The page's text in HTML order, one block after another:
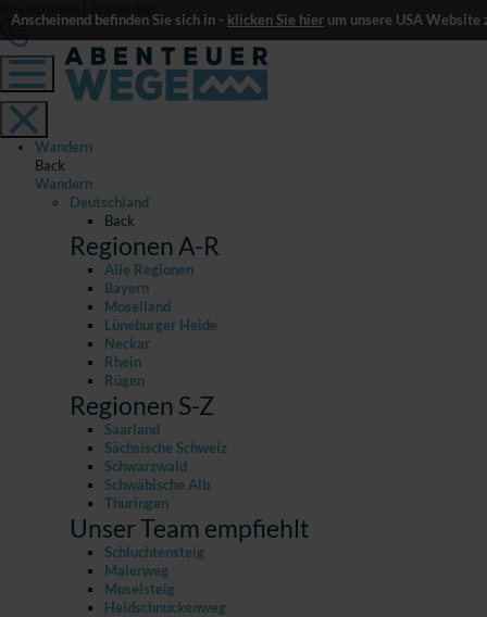
Anscheinend befinden Sie sich in - klicken Sie hier um unsere USA Website
Wandern
Back
Wandern
Deutschland
Back
Regionen A-R
Alle Regionen
Bayern
Moselland
Lüneburger Heide
Neckar
Rhein
Rügen
Regionen S-Z
Saarland
Sächsische Schweiz
Schwarzwald
Schwäbische Alb
Thüringen
Unser Team empfiehlt
Schluchtensteig
Malerweg
Moselsteig
Heidschnuckenweg